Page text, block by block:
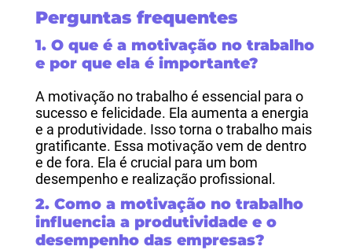
Perguntas frequentes
1. O que é a motivação no trabalho
e por que ela é importante?
A motivação no trabalho é essencial para o
sucesso e felicidade. Ela aumenta a energia
e a produtividade. Isso torna o trabalho mais
gratificante. Essa motivação vem de dentro
e de fora. Ela é crucial para um bom
desempenho e realização profissional.
2. Como a motivação no trabalho
influencia a produtividade e o
desempenho das empresas?